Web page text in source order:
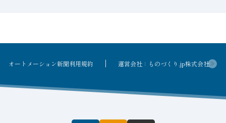
オートメーション新聞利用規約 運営会社：ものづくり.jp株式会社